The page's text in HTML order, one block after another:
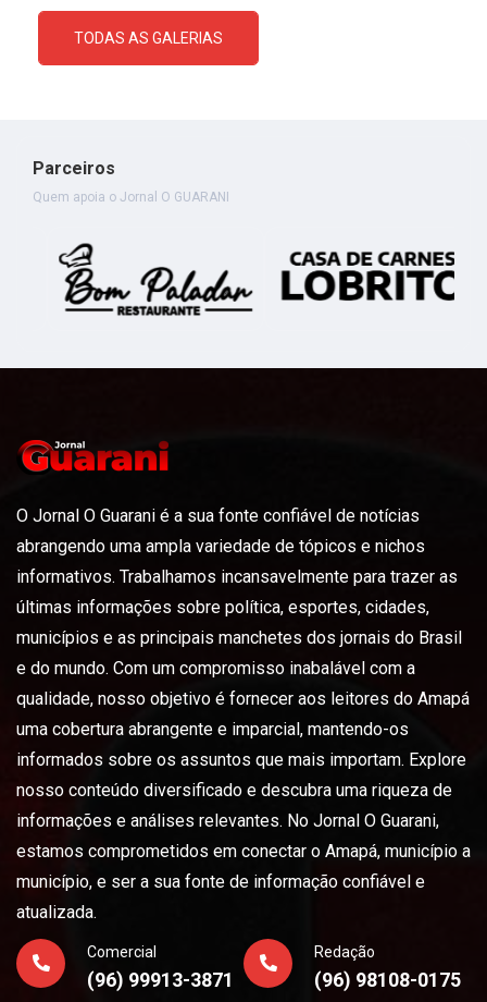
TODAS AS GALERIAS
Parceiros
Quem apoia o Jornal O GUARANI
O Jornal O Guarani é a sua fonte confiável de notícias
abrangendo uma ampla variedade de tópicos e nichos
informativos. Trabalhamos incansavelmente para trazer as
últimas informações sobre política, esportes, cidades,
municípios e as principais manchetes dos jornais do Brasil
e do mundo. Com um compromisso inabalável com a
qualidade, nosso objetivo é fornecer aos leitores do Amapá
uma cobertura abrangente e imparcial, mantendo-os
informados sobre os assuntos que mais importam. Explore
nosso conteúdo diversificado e descubra uma riqueza de
informações e análises relevantes. No Jornal O Guarani,
estamos comprometidos em conectar o Amapá, município a
município, e ser a sua fonte de informação confiável e
atualizada.
Comercial
(96) 99913-3871
Redação
(96) 98108-0175